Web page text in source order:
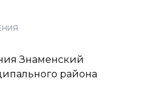
Знаменский
района